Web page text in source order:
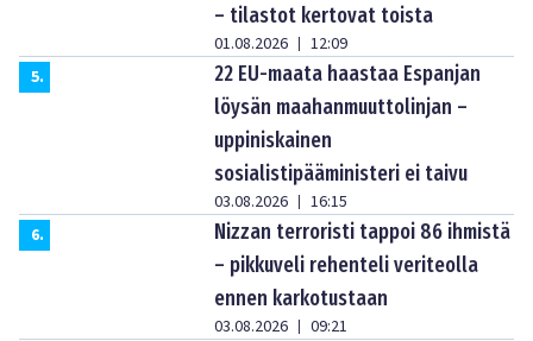
– tilastot kertovat toista
01.08.2026 | 12:09
5.
22 EU-maata haastaa Espanjan
löysän maahanmuuttolinjan –
uppiniskainen
sosialistipääministeri ei taivu
03.08.2026 | 16:15
6.
Nizzan terroristi tappoi 86 ihmistä
– pikkuveli rehenteli veriteolla
ennen karkotustaan
03.08.2026 | 09:21